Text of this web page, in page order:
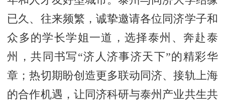
已久、往来频繁，诚挚邀请各位同济学子和
众多的学长学姐一道，选择泰州、奔赴泰
州，共同书写“济人济事济天下”的精彩华
章；热切期盼创造更多联动同济、接轨上海
的合作机遇，让同济科研与泰州产业共生共